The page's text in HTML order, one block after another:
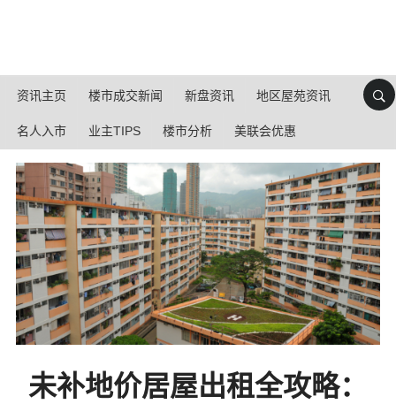
资讯主页 楼市成交新闻 新盘资讯 地区屋苑资讯
名人入市 业主TIPS 楼市分析 美联会优惠
未补地价居屋出租全攻略：